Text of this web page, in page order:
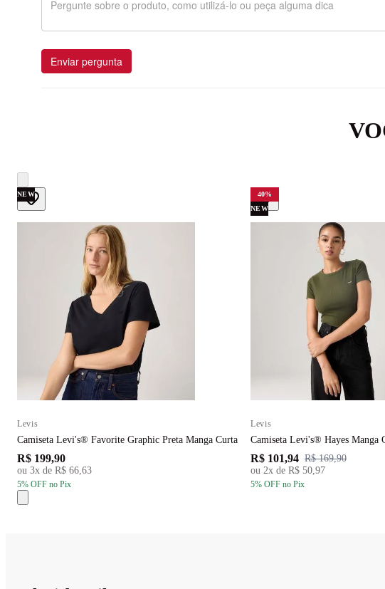
Enviar pergunta
NEW
Levis
Camiseta Levi's® Favorite Graphic Preta Manga Curta
R$ 199,90
ou 3x de R$ 66,63
5% OFF no Pix
40%
NEW
Levis
R$ 101,94 R$ 169,90
ou 2x de R$ 50,97
5% OFF no Pix